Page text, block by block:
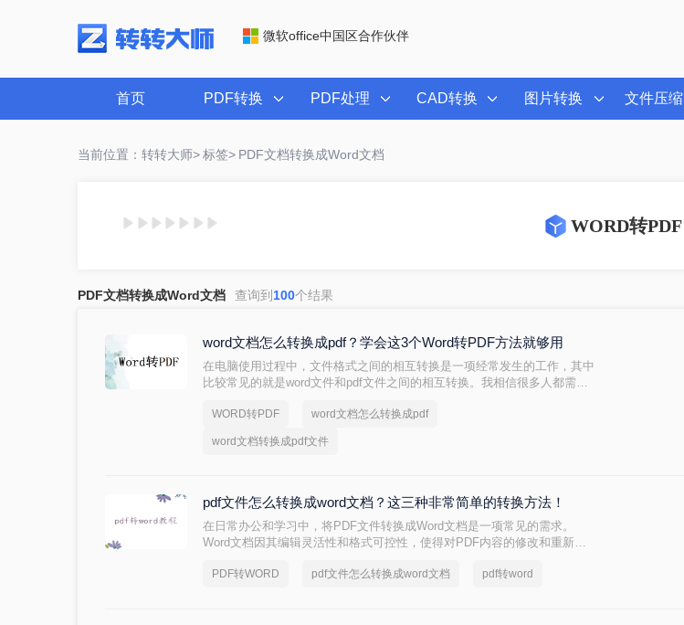
微软office中国区合作伙伴
首页 PDF转换 PDF处理 CAD转换 图片转换 文件压缩
当前位置：转转大师> 标签> PDF文档转换成Word文档
WORD转PDF
PDF文档转换成Word文档 查询到 100个结果
word文档怎么转换成pdf？学会这3个Word转PDF方法就够用
在电脑使用过程中，文件格式之间的相互转换是一项经常发生的工作，其中
比较常见的就是word文件和pdf文件之间的相互转换。我相信很多人都需要
教你如何word文档转换成pdf文件。无论您想同时将多少word文件转换为
WORD转PDF word文档怎么转换成pdf
word文档转换成pdf文件
pdf文件怎么转换成word文档？这三种非常简单的转换方法！
在日常办公和学习中，将PDF文件转换成Word文档是一项常见的需求。
Word文档因其编辑灵活性和格式可控性，使得对PDF内容的修改和重新排
用的PDF转Word的方法，帮助您轻松实现文档格式的转换。
PDF转WORD pdf文件怎么转换成word文档 pdf转word